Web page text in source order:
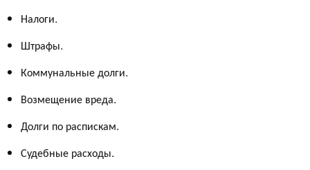
Налоги.
Штрафы.
Коммунальные долги.
Возмещение вреда.
Долги по распискам.
Судебные расходы.